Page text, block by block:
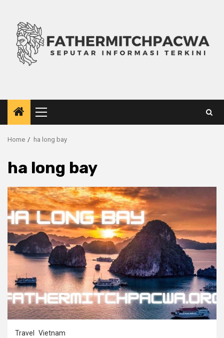
content
Primary
Menu
Home ha long bay
ha long bay
Travel Vietnam